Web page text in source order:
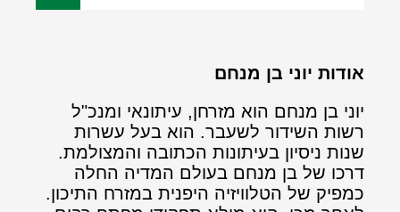
אודות יוני בן מנחם
יוני בן מנחם הוא מזרחן, עיתונאי ומנכ"ל
רשות השידור לשעבר. הוא בעל עשרות
שנות ניסיון בעיתונות הכתובה והמצולמת.
דרכו של בן מנחם בעולם המדיה החלה
כמפיק של הטלוויזיה היפנית במזרח התיכון.